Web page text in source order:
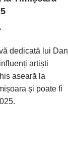
dedicată lui Dan
artiști
aseară la
și poate fi